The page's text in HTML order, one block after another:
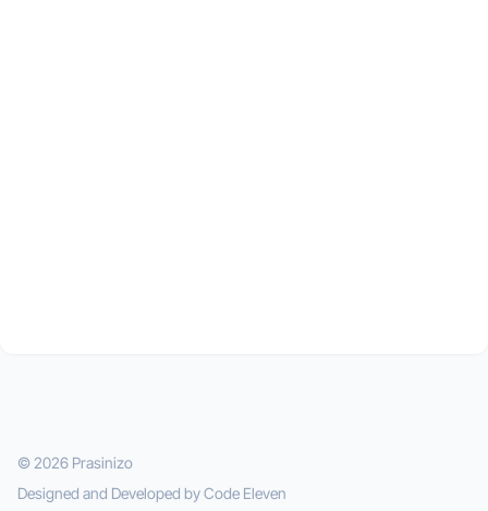
© 2026 Prasinizo
Designed and Developed byCode Eleven